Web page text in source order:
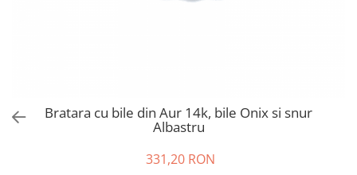
Bratara cu bile din Aur 14k, bile Onix si snur
Albastru
331,20 RON